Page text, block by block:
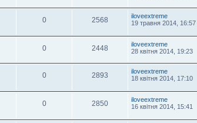
0 2568
iloveextreme
19 травня 2014, 16:57
0 2448
iloveextreme
28 квітня 2014, 19:23
0 2893
iloveextreme
18 квітня 2014, 17:10
0 2850
iloveextreme
16 квітня 2014, 15:41